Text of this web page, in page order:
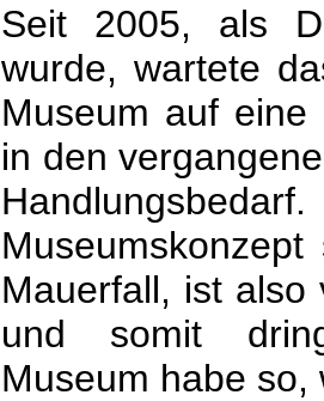
Seit 2005, als
wurde, wartete
Museum auf eine
in den
Mauerfall, ist
und somit
Museum habe